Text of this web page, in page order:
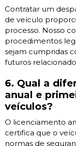
Contratar um
de veículo
processo. Nosso
procedimentos
sejam cumpridas
futuros
6. Qual a
anual e
veículos?
O licenciamento
certifica que o
normas de